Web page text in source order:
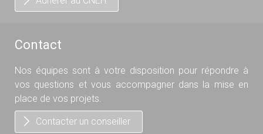
Contact
Nos équipes sont à votre disposition pour répondre à
vos questions et vous accompagner dans la mise en
place de vos projets.
Contacter un conseiller